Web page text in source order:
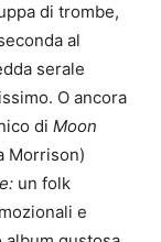
di trombe,
al
serale
O ancora
di Moon
Morrison)
un folk
e